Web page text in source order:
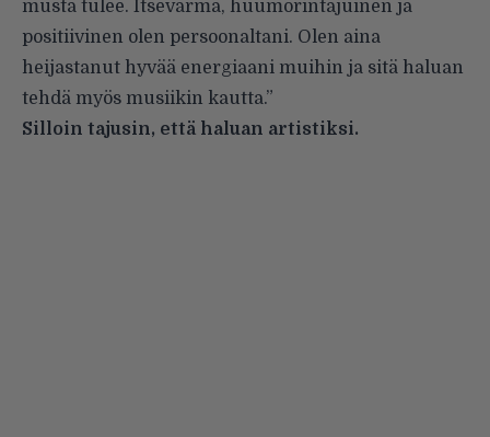
musta tulee. Itsevarma, huumorintajuinen ja
positiivinen olen persoonaltani. Olen aina
heijastanut hyvää energiaani muihin ja sitä haluan
tehdä myös musiikin kautta.”
Silloin tajusin, että haluan artistiksi.